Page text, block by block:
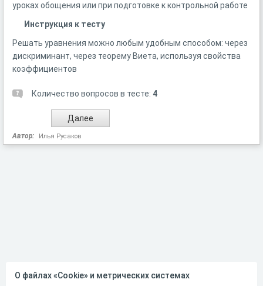
уроках обощения или при подготовке к контрольной работе
Инструкция к тесту
Решать уравнения можно любым удобным способом: через
дискриминант, через теорему Виета, используя свойства
коэффициентов
Количество вопросов в тесте: 4
Автор: Илья Русаков
О файлах «Cookie» и метрических системах